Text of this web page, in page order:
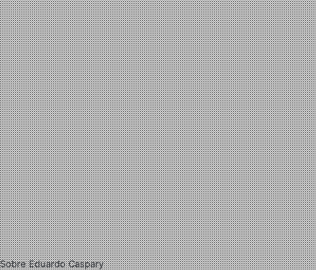
Sobre Eduardo Caspary